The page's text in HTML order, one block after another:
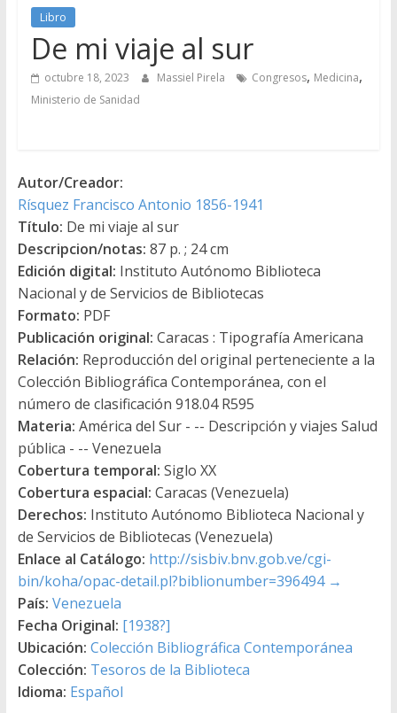
Libro
De mi viaje al sur
octubre 18, 2023 Massiel Pirela Congresos, Medicina,
Ministerio de Sanidad
Autor/Creador:
Rísquez Francisco Antonio 1856-1941
Título: De mi viaje al sur
Descripcion/notas: 87 p. ; 24 cm
Edición digital: Instituto Autónomo Biblioteca
Nacional y de Servicios de Bibliotecas
Formato: PDF
Publicación original: Caracas : Tipografía Americana
Relación: Reproducción del original perteneciente a la
Colección Bibliográfica Contemporánea, con el
número de clasificación 918.04 R595
Materia: América del Sur - -- Descripción y viajes Salud
pública - -- Venezuela
Cobertura temporal: Siglo XX
Cobertura espacial: Caracas (Venezuela)
Derechos: Instituto Autónomo Biblioteca Nacional y
de Servicios de Bibliotecas (Venezuela)
Enlace al Catálogo: http://sisbiv.bnv.gob.ve/cgi-
bin/koha/opac-detail.pl?biblionumber=396494 →
País: Venezuela
Fecha Original: [1938?]
Ubicación: Colección Bibliográfica Contemporánea
Colección: Tesoros de la Biblioteca
Idioma: Español